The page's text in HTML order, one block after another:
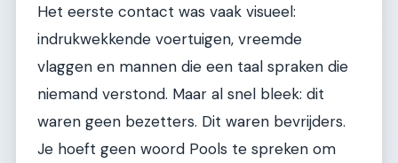
Het eerste contact was vaak visueel:
indrukwekkende voertuigen, vreemde
vlaggen en mannen die een taal spraken die
niemand verstond. Maar al snel bleek: dit
waren geen bezetters. Dit waren bevrijders.
Je hoeft geen woord Pools te spreken om